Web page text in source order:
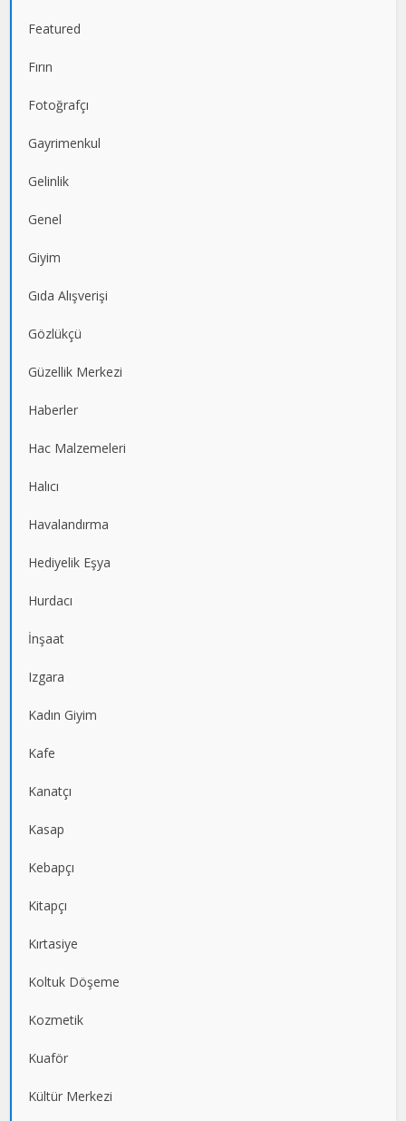
Featured
Fırın
Fotoğrafçı
Gayrimenkul
Gelinlik
Genel
Giyim
Gıda Alışverişi
Gözlükçü
Güzellik Merkezi
Haberler
Hac Malzemeleri
Halıcı
Havalandırma
Hediyelik Eşya
Hurdacı
İnşaat
Izgara
Kadın Giyim
Kafe
Kanatçı
Kasap
Kebapçı
Kitapçı
Kırtasiye
Koltuk Döşeme
Kozmetik
Kuaför
Kültür Merkezi